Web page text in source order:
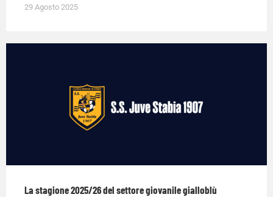
29 Agosto 2025
La stagione 2025/26 del settore giovanile gialloblù